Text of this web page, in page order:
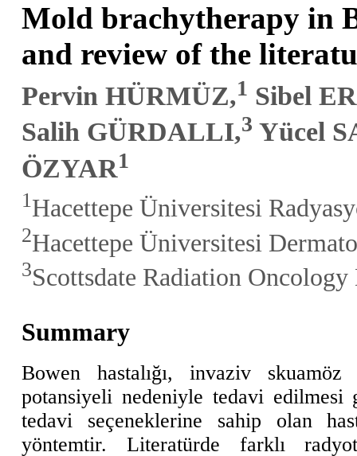
Mold brachytherapy in
and review of the
Pervin HÜRMÜZ,1 Sibel
Salih GÜRDALLI,3 Yücel
ÖZYAR1
1Hacettepe Üniversitesi
2Hacettepe Üniversitesi
3Scottsdate Radiation
Summary
Bowen hastalığı, invaziv
potansiyeli nedeniyle tedavi edilmesi
tedavi seçeneklerine sahip olan
yöntemtir. Literatürde farklı